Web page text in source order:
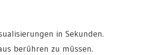
in Sekunden.
berühren zu müssen.